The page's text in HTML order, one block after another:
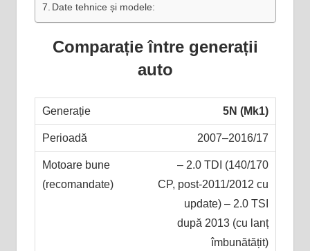
Date tehnice și modele:
Comparație între generații
auto
5N (Mk1)
2007–2016/17
– 2.0 TDI (140/170
CP, post-2011/2012 cu
update) – 2.0 TSI
după 2013 (cu lanț
îmbunătățit)